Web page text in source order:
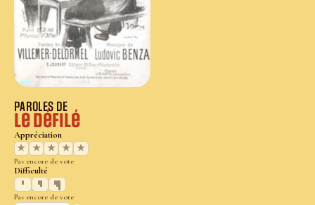
PAROLES DE
Le défilé
Appréciation
★
★ ★ ★ ★
Pas encore de vote
Difficulté
Pas encore de vote